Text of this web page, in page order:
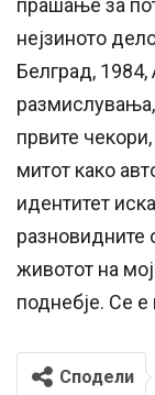
прашање за
нејзиното
Белград, 1984,
првите
митот како
идентитет
разновидните
животот на
поднебје. Се е
Сподели